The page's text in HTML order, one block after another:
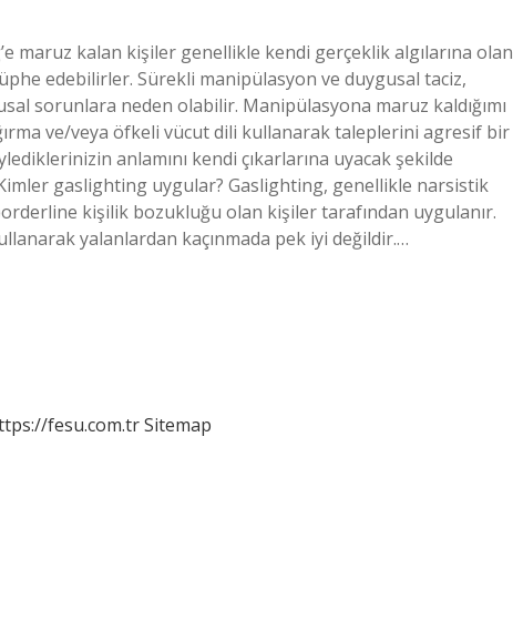
maruz kalan kişiler genellikle kendi gerçeklik algılarına olan
edebilirler. Sürekli manipülasyon ve duygusal taciz,
sorunlara neden olabilir. Manipülasyona maruz kaldığımı
ve/veya öfkeli vücut dili kullanarak taleplerini agresif bir
anlamını kendi çıkarlarına uyacak şekilde
gaslighting uygular? Gaslighting, genellikle narsistik
kişilik bozukluğu olan kişiler tarafından uygulanır.
yalanlardan kaçınmada pek iyi değildir.…
fesu.com.trSitemap